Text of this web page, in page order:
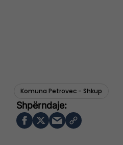
Komuna Petrovec - Shkup